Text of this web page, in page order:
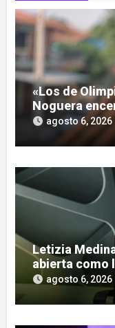
«Los de
Noguera
hinchadas
agosto 6, 2026
Letizia
abierta como
«Pulso
agosto 6, 2026